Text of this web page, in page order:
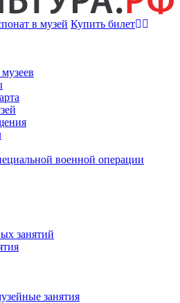
в музей Купить билет
военной операции
занятий
занятия